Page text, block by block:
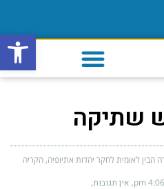
פתח
שתיקה
לאומית לחקר יהדות אתיופיה, הקריה
4:06 pm אין תגובות